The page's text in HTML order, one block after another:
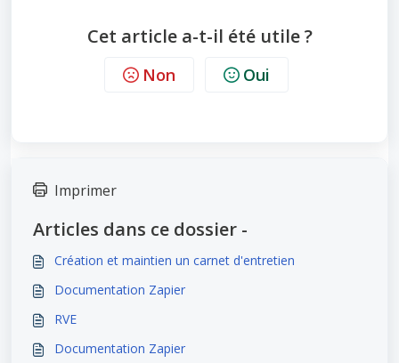
Cet article a-t-il été utile ?
Non Oui
Imprimer
Articles dans ce dossier -
Création et maintien un carnet d'entretien
Documentation Zapier
RVE
Documentation Zapier